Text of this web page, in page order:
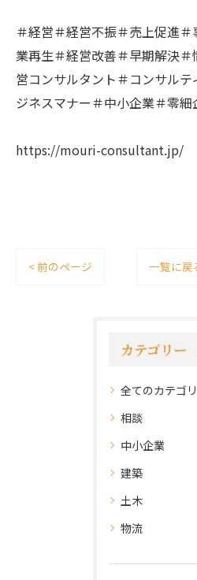
＃経営＃経営不振＃売上促進
業再生＃経営改善＃早期解決
営コンサルタント＃コンサル
ジネスマナー＃中小企業＃零
https://mouri-consultant.jp/
< 前のページ 一覧に戻
カテゴリー
全てのカテゴ
相談
中小企業
建築
土木
物流